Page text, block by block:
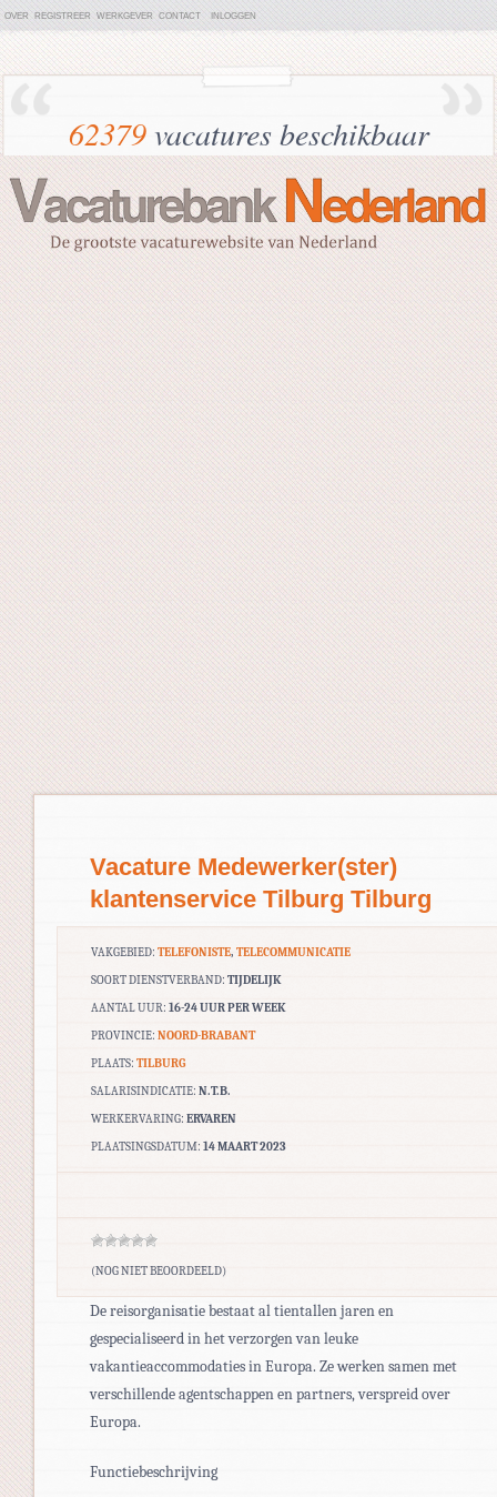
OVER REGISTREER WERKGEVER CONTACT INLOGGEN
62379vacatures beschikbaar
Vacature Medewerker(ster)
klantenservice Tilburg Tilburg
VAKGEBIED: TELEFONISTE, TELECOMMUNICATIE
SOORT DIENSTVERBAND: TIJDELIJK
AANTAL UUR: 16-24 UUR PER WEEK
PROVINCIE: NOORD-BRABANT
PLAATS: TILBURG
SALARISINDICATIE: N.T.B.
WERKERVARING: ERVAREN
PLAATSINGSDATUM: 14 MAART 2023
(NOG NIET BEOORDEELD)
De reisorganisatie bestaat al tientallen jaren en
gespecialiseerd in het verzorgen van leuke
vakantieaccommodaties in Europa. Ze werken samen met
verschillende agentschappen en partners, verspreid over
Europa.
Functiebeschrijving